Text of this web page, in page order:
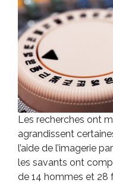
Les recherches ont
agrandissent
l’aide de l’imagerie
les savants ont
de 14 hommes et 28